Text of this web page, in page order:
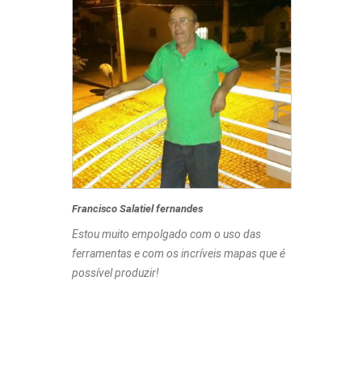
Francisco Salatiel fernandes
Estou muito empolgado com o uso das
ferramentas e com os incríveis mapas que é
possível produzir!